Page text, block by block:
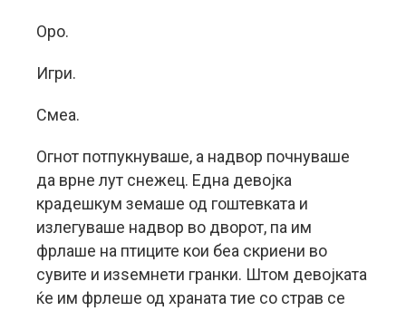
Оро.
Игри.
Смеа.
Огнот потпукнуваше, а надвор почнуваше
да врне лут снежец. Една девојка
крадешкум земаше од гоштевката и
излегуваше надвор во дворот, па им
фрлаше на птиците кои беа скриени во
сувите и изѕемнети гранки. Штом девојката
ќе им фрлеше од храната тие со страв се